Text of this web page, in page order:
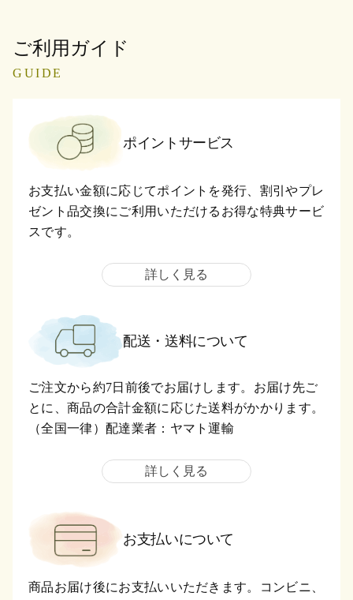
ご利用ガイド
GUIDE
ポイントサービス
お支払い金額に応じてポイントを発行、割引やプレ
ゼント品交換にご利用いただけるお得な特典サービ
スです。
詳しく見る
配送・送料について
ご注文から約7日前後でお届けします。お届け先ご
とに、商品の合計金額に応じた送料がかかります。
（全国一律）配達業者：ヤマト運輸
詳しく見る
お支払いについて
商品お届け後にお支払いいただきます。コンビニ、